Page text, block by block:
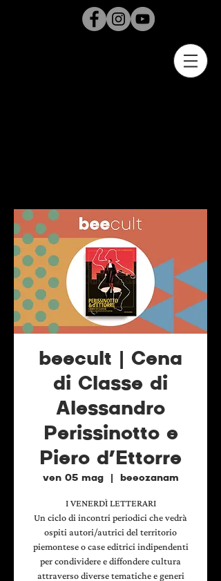
beecult | Cena
di Classe di
Alessandro
Perissinotto e
Piero d’Ettorre
ven 05 mag
  |
beeozanam
I VENERDÌ LETTERARI
Un ciclo di incontri periodici che vedrà
ospiti autori/autrici del territorio
piemontese o case editrici indipendenti
per condividere e diffondere cultura
attraverso diverse tematiche e generi